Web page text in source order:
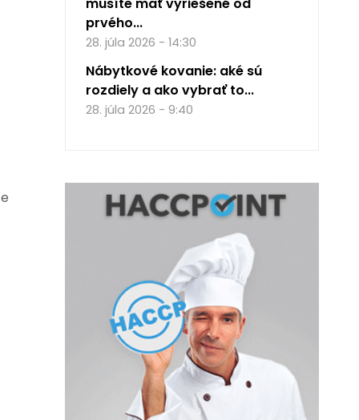
prvého...
28. júla 2026 - 14:30
Nábytkové kovanie: aké sú
rozdiely a ako vybrať to...
28. júla 2026 - 9:40